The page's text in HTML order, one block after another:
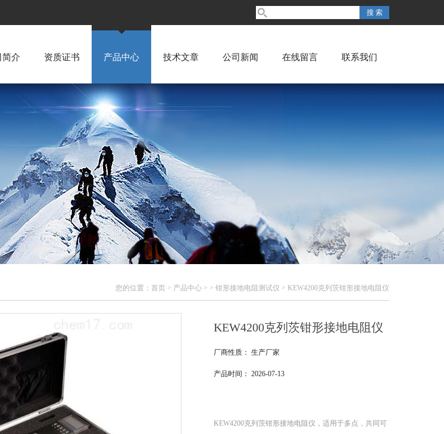
简介 资质证书 产品中心 技术文章 公司新闻 在线留言 联系我们
您的位置： 首页 > 产品中心 > > 钳形接地电阻测试仪 > KEW4200克列茨钳形接地电阻仪
KEW4200克列茨钳形接地电阻仪
厂商性质： 生产厂家
产品时间： 2026-07-13
KEW4200克列茨钳形接地电阻仪，适用于多点，共同可